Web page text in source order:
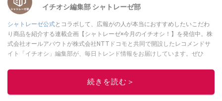
イチオシ編集部 シャトレーゼ部
シャトレーゼ公式とコラボして、広報がの人が本当におすすめしたいこだわ
り商品を紹介する連載企画【シャトレーゼ×今月のイチオシ！】を発信中。株
式会社オールアバウトが株式会社NTTドコモと共同で開設したレコメンドサ
イト「イチオシ」編集部が、毎日トレンド情報をお届けしています。ぜひ
このイチオシストの他の記事を読む
続きを読む＞